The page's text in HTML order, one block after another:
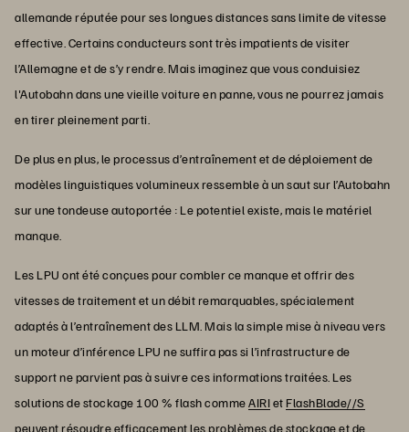
allemande réputée pour ses longues distances sans limite de vitesse
effective. Certains conducteurs sont très impatients de visiter
l’Allemagne et de s’y rendre. Mais imaginez que vous conduisiez
l'Autobahn dans une vieille voiture en panne, vous ne pourrez jamais
en tirer pleinement parti.
De plus en plus, le processus d’entraînement et de déploiement de
modèles linguistiques volumineux ressemble à un saut sur l’Autobahn
sur une tondeuse autoportée : Le potentiel existe, mais le matériel
manque.
Les LPU ont été conçues pour combler ce manque et offrir des
vitesses de traitement et un débit remarquables, spécialement
adaptés à l’entraînement des LLM. Mais la simple mise à niveau vers
un moteur d’inférence LPU ne suffira pas si l’infrastructure de
support ne parvient pas à suivre ces informations traitées. Les
solutions de stockage 100 % flash commeAIRIetFlashBlade//S
peuvent résoudre efficacement les problèmes de stockage et de